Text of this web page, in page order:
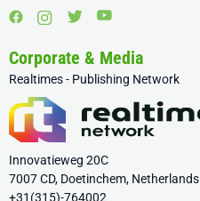
Corporate & Media
Realtimes - Publishing Network
Innovatieweg 20C
7007 CD, Doetinchem, Netherlands
+31(315)-764002